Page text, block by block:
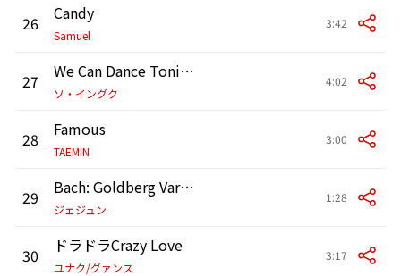
26 Candy
Samuel
3:42
27 We Can Dance Tonight
ソ・イングク
4:02
28 Famous
TAEMIN
3:00
29 Bach: Goldberg Variations, BWV 988 - Variatio 30. Quodlibet. a 1 Clav.
ジェジュン
1:28
30 ドラドラCrazy Love
ユナク/グァンス
3:17